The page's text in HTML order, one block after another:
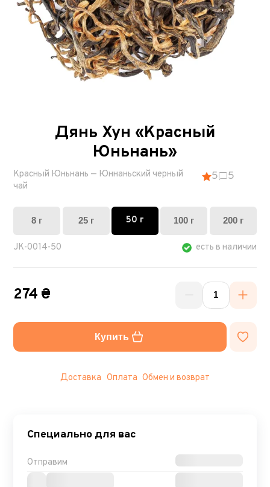
Дянь Хун «Красный
Юньнань»
Красный Юньнань — Юннаньский черный
чай
5 5
8 г 25 г 50 г 100 г 200 г
JK-0014-50 есть в наличии
274 ₴
Купить
Доставка Оплата Обмен и возврат
Специально для вас
Отправим